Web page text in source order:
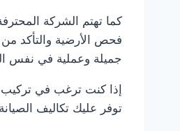
كما تهتم الشركة
فحص الأرضية والتأكد من
جميلة وعملية في نفس
إذا كنت ترغب في تركيب
توفر عليك تكاليف